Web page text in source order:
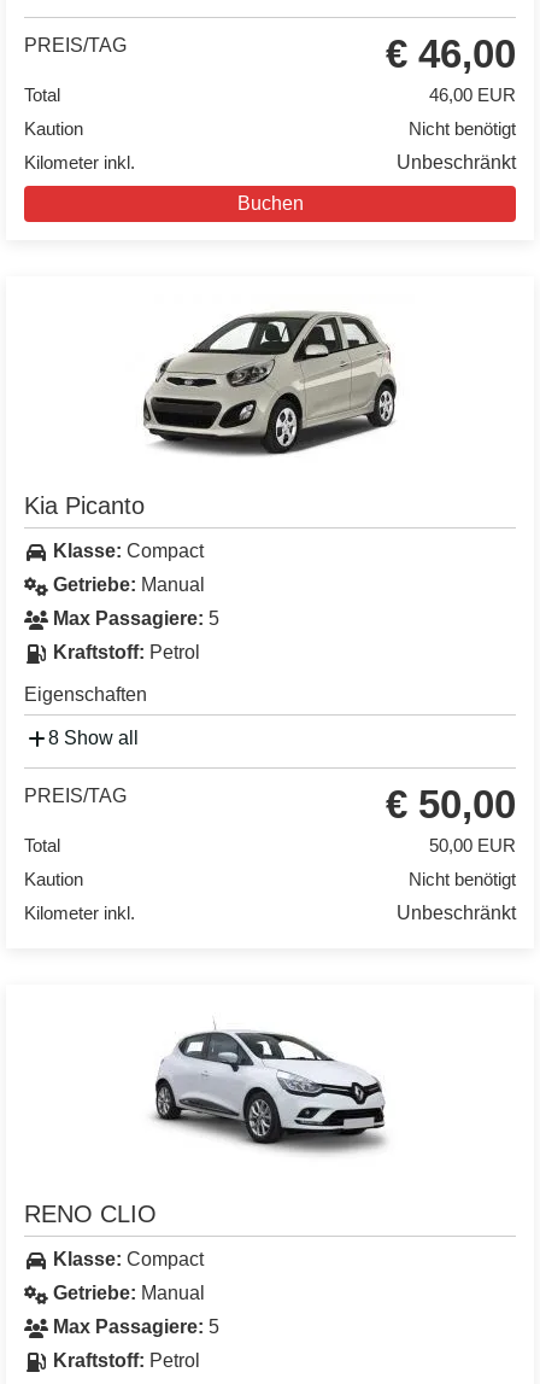
PREIS/TAG € 46,00
Total
46,00 EUR
Kaution
Nicht benötigt
Kilometer inkl.
Unbeschränkt
Buchen
Kia Picanto
Klasse: Compact
Getriebe: Manual
Max Passagiere: 5
Kraftstoff: Petrol
Eigenschaften
8 Show all
PREIS/TAG € 50,00
Total
50,00 EUR
Kaution
Nicht benötigt
Kilometer inkl.
Unbeschränkt
RENO CLIO
Klasse: Compact
Getriebe: Manual
Max Passagiere: 5
Kraftstoff: Petrol